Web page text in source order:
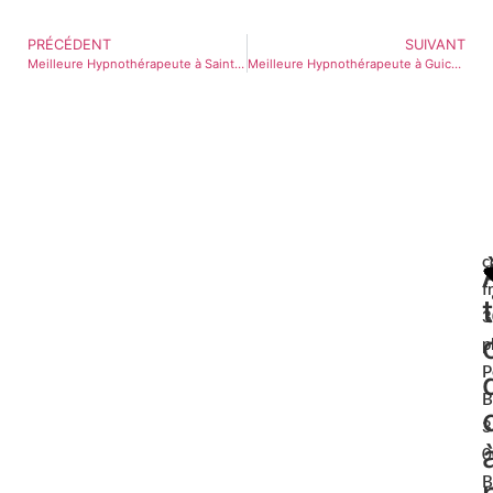
PRÉCÉDENT
Meilleure Hypnothérapeute à Sainte-Maure-de-Touraine
SUIVANT
Meilleure Hypnothérapeute à Guichen